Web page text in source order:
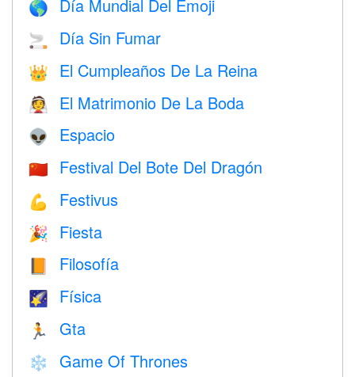
🌎 Día Mundial Del Emoji
🚬 Día Sin Fumar
👑 El Cumpleaños De La Reina
👰 El Matrimonio De La Boda
👽 Espacio
🇨🇳 Festival Del Bote Del Dragón
💪 Festivus
🎉 Fiesta
📙 Filosofía
🌠 Física
🏃 Gta
❄️ Game Of Thrones